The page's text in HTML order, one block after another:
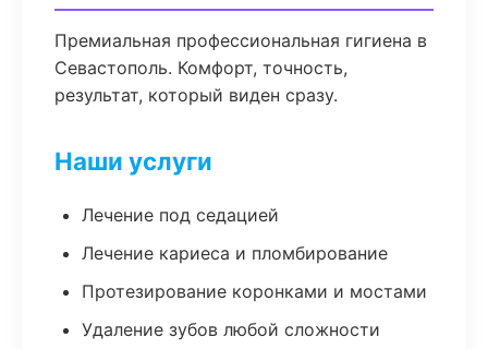
Премиальная профессиональная гигиена в
Севастополь. Комфорт, точность,
результат, который виден сразу.
Наши услуги
Лечение под седацией
Лечение кариеса и пломбирование
Протезирование коронками и мостами
Удаление зубов любой сложности